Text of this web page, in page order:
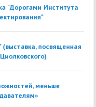
"Дорогами Института
посвященная
меньше